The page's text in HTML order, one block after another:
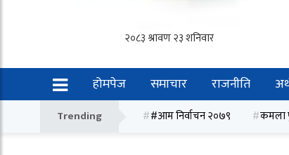
होमपेज समाचार राजनीति
Trending #आम निर्वाचन २०७९ कमला